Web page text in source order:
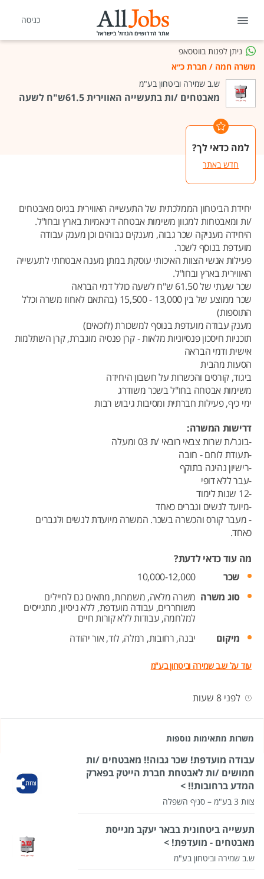
כניסה
ניתן לפנות בווטסאפ
משרה חמה / חברת כ״א
ש.ב שמירה וביטחון בע"מ
מאבטחים /ות בתעשייה האווירית 61.5ש"ח לשעה
למה כדאי לך?
חדש באתר
יחידת הביטחון הממלכתית של התעשייה האווירית בגיוס מאבטחים
/ות ומאבטחות למגוון משימות אבטחה דינאמיות בארץ ובחו"ל.
היחידה מעניקה שכר גבוה, מענקים גבוהים וכן מענק עבודה
מועדפת בנוסף לשכר.
פעילות אנשי הצוות האיכותי עוסקת במתן מענה אבטחתי לתעשייה
האווירית בארץ ובחו"ל.
שכר שעתי של 61.50 ש"ח לשעה כולל דמי הבראה
שכר ממוצע של בין 13,000 - 15,500 (בהתאם לאחוז משרה וכלל
התוספות)
מענק עבודה מועדפת בנוסף למשכורת (לזכאים)
תוכניות חיסכון פנסיוניות מלאות - קרן פנסיה מוגברת, קרן השתלמות
אישית ודמי הבראה
הסעות מהבית
ביגוד, קורסים והכשרות על חשבון היחידה
משימות אבטחה בחו"ל בשכר משודרג
ימי כיף, פעילות חברתית ומסיבות גיבוש רבות
דרישות המשרה:
-בוגר/ת שרות צבאי רובאי /ת 03 ומעלה
-תעודת לוחם - חובה
-רישיון נהיגה בתוקף
-עבר ללא דופי
-12 שנות לימוד
-מיועד לנשים וגברים כאחד
- מעבר קורס והכשרה בשכר. המשרה מיועדת לנשים ולגברים
כאחד.
מה עוד כדאי לדעת?
שכר
10,000-12,000
סוג משרה משרה מלאה, משמרות, מתאים גם לחיילים
משוחררים, עבודה מועדפת, ללא ניסיון, מתגייסים
למלחמה, עבודות ללא קורות חיים
מיקום
יבנה, רחובות, רמלה,לוד,אור יהודה
עוד על ש.ב שמירה וביטחון בע"מ
לפני 8 שעות
משרות מתאימות נוספות
עבודה מועדפת! שכר גבוה!! מאבטחים /ות
חמושים /ות לאבטחת חברת הייטק בפארק
המדע ברחובות!! >
צוות 3 בע"מ – סניף השפלה
תעשייה ביטחונית בבאר יעקב מגייסת
מאבטחים - מועדפת! >
ש.ב שמירה וביטחון בע"מ